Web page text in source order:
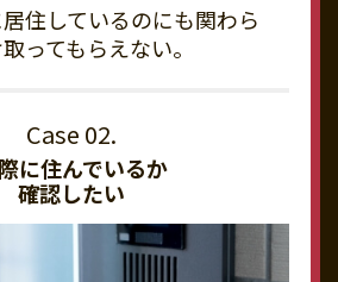
住しているのにも関わら
ってもらえない。
に住んでいるか
確認したい